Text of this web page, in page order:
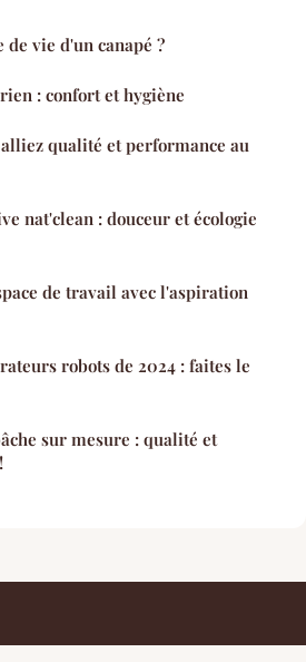
vie d'un canapé ?
: confort et hygiène
qualité et performance au
nat'clean : douceur et écologie
de travail avec l'aspiration
robots de 2024 : faites le
sur mesure : qualité et